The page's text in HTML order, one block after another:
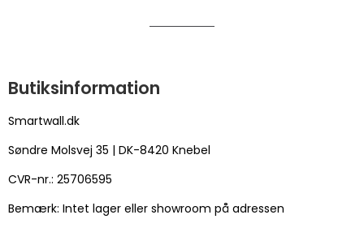
Butiksinformation
Smartwall.dk
Søndre Molsvej 35 | DK-8420 Knebel
CVR-nr.: 25706595
Bemærk: Intet lager eller showroom på adressen